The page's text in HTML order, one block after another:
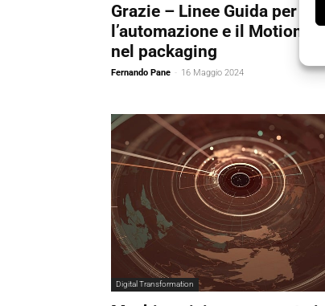
Grazie – Linee Guida per
l’automazione e il Motion
nel packaging
Fernando Pane - 16 Maggio 2024
Digital Transformation